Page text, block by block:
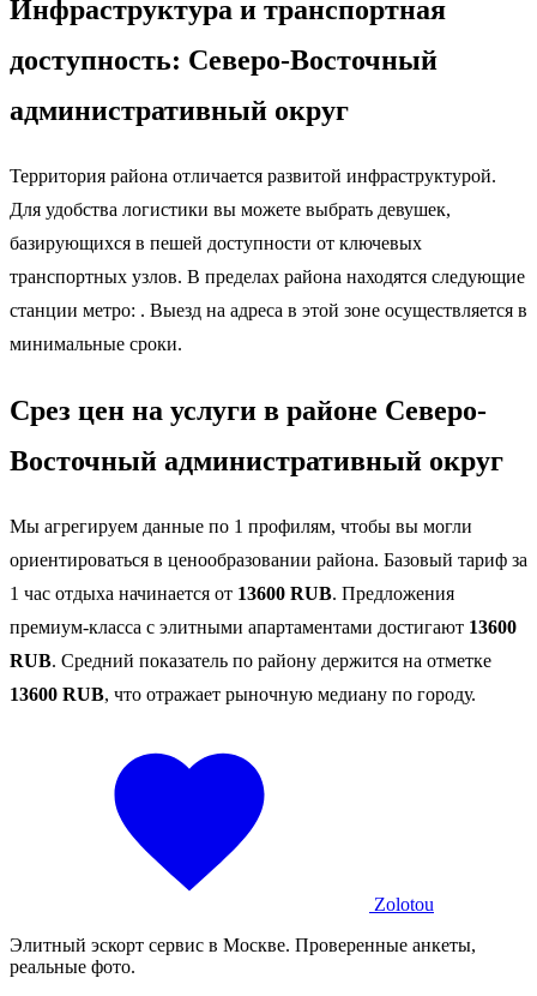
Инфраструктура и транспортная
доступность: Северо-Восточный
административный округ
Территория района отличается развитой инфраструктурой.
Для удобства логистики вы можете выбрать девушек,
базирующихся в пешей доступности от ключевых
транспортных узлов. В пределах района находятся следующие
станции метро: . Выезд на адреса в этой зоне осуществляется в
минимальные сроки.
Срез цен на услуги в районе Северо-
Восточный административный округ
Мы агрегируем данные по 1 профилям, чтобы вы могли
ориентироваться в ценообразовании района. Базовый тариф за
1 час отдыха начинается от 13600 RUB. Предложения
премиум-класса с элитными апартаментами достигают 13600
RUB. Средний показатель по району держится на отметке
13600 RUB, что отражает рыночную медиану по городу.
Zolotou
Элитный эскорт сервис в Москве. Проверенные анкеты,
реальные фото.